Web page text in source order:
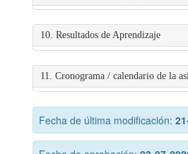
10. Resultados de Aprendizaje
11. Cronograma / calendario de la
Fecha de última modificación: